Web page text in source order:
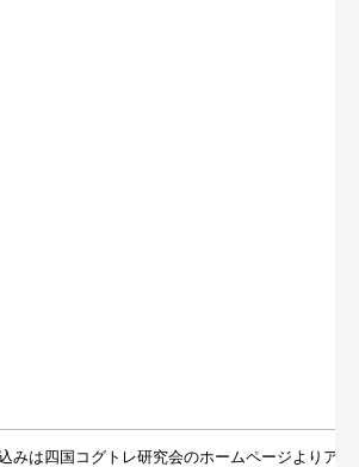
みは四国コグトレ研究会のホームページよりアド